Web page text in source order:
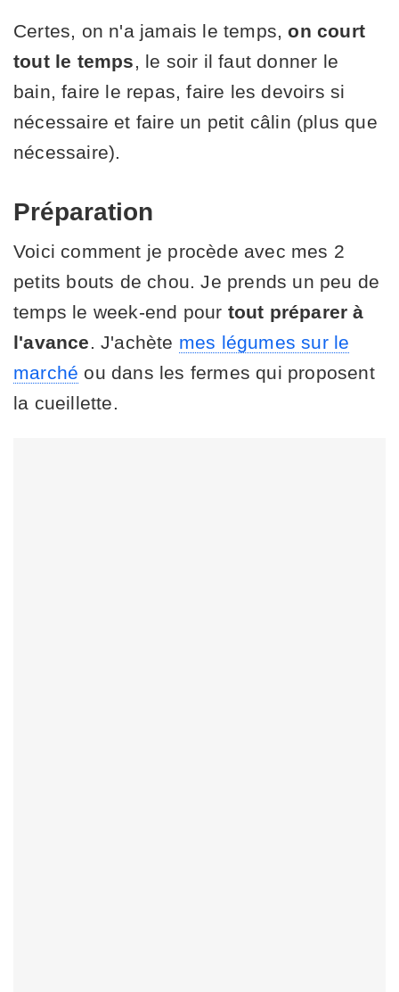
Certes, on n'a jamais le temps,on court
tout le temps , le soir il faut donner le
bain, faire le repas, faire les devoirs si
nécessaire et faire un petit câlin (plus que
nécessaire).
Préparation
Voici comment je procède avec mes 2
petits bouts de chou. Je prends un peu de
temps le week-end pour tout préparer à
l'avance . J'achète mes légumes sur le
marché ou dans les fermes qui proposent
la cueillette.